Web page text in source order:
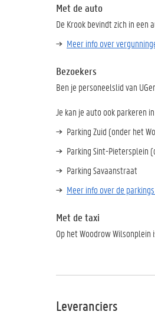
Met de auto
De Krook bevindt zich in een
Meer info over
Bezoekers
Ben je personeelslid van
Je kan je auto ook parkeren
Parking Zuid (onder het
Parking Sint-Pietersplein
Parking Savaanstraat
Meer info over de
Met de taxi
Op het Woodrow
Leveranciers